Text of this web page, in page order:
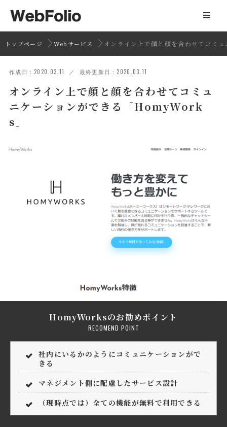
トップページ Webサービス オンライン上で顔と顔を合わせてコミ
作成日：2020.03.11 ／ 最終更新日：2020.03.11
オンライン上で顔と顔を合わせてコミュ
ニケーションができる「HomyWork
s」
HomyWorksのお勧めポイント
RECOMEND POINT
社内にいるかのようにコミュニケーションがで
きる
マネジメント側に配慮したサービス設計
（現時点では）全ての機能が無料で利用できる